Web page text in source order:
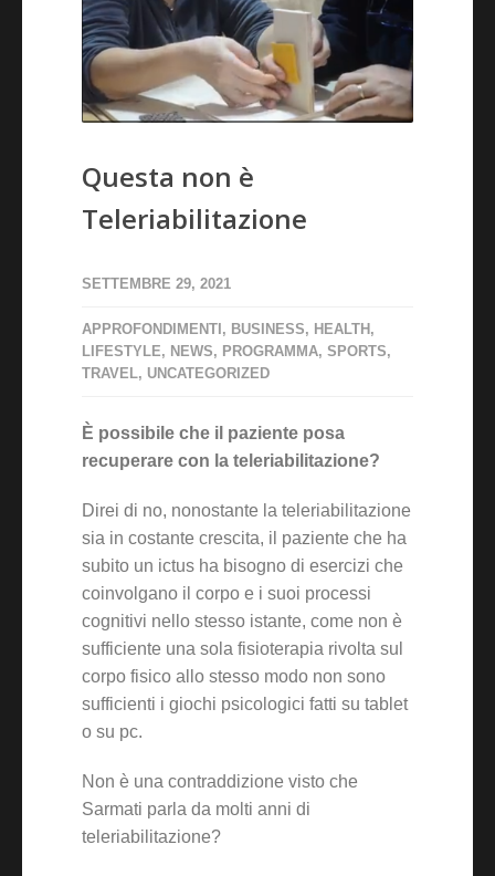
Questa non è
Teleriabilitazione
SETTEMBRE 29, 2021
APPROFONDIMENTI , BUSINESS, HEALTH ,
LIFESTYLE, NEWS, PROGRAMMA, SPORTS,
TRAVEL, UNCATEGORIZED
È possibile che il paziente posa
recuperare con la teleriabilitazione?
Direi di no, nonostante la teleriabilitazione
sia in costante crescita, il paziente che ha
subito un ictus ha bisogno di esercizi che
coinvolgano il corpo e i suoi processi
cognitivi nello stesso istante, come non è
sufficiente una sola fisioterapia rivolta sul
corpo fisico allo stesso modo non sono
sufficienti i giochi psicologici fatti su tablet
o su pc.
Non è una contraddizione visto che
Sarmati parla da molti anni di
teleriabilitazione?